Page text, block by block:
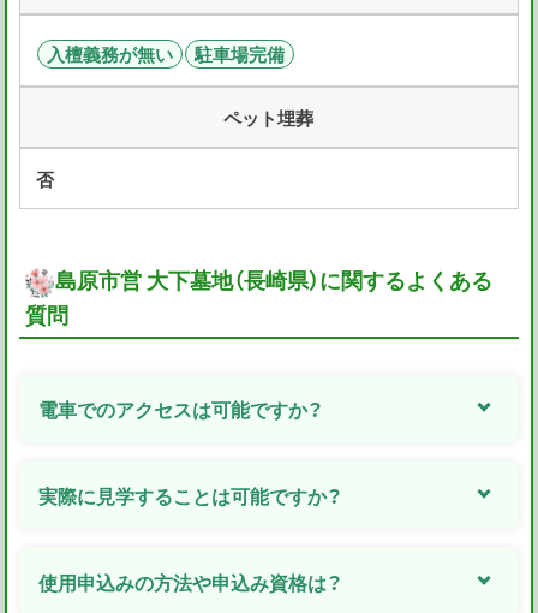
入檀義務が無い 駐車場完備
ペット埋葬
否
島原市営 大下墓地（長崎県）に関するよくある
質問
電車でのアクセスは可能ですか？
実際に見学することは可能ですか？
使用申込みの方法や申込み資格は？